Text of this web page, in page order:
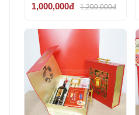
1,000,000đ 1,200,000đ